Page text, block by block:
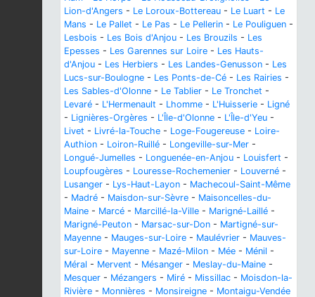
Lion-d'Angers - Le Loroux-Bottereau - Le Luart - Le
Mans - Le Pallet - Le Pas - Le Pellerin - Le Pouliguen -
Lesbois - Les Bois d'Anjou - Les Brouzils - Les
Epesses - Les Garennes sur Loire - Les Hauts-
d'Anjou - Les Herbiers - Les Landes-Genusson - Les
Lucs-sur-Boulogne - Les Ponts-de-Cé - Les Rairies -
Les Sables-d'Olonne - Le Tablier - Le Tronchet -
Levaré - L'Hermenault - Lhomme - L'Huisserie - Ligné
- Lignières-Orgères - L'Île-d'Olonne - L'Île-d'Yeu -
Livet - Livré-la-Touche - Loge-Fougereuse - Loire-
Authion - Loiron-Ruillé - Longeville-sur-Mer -
Longué-Jumelles - Longuenée-en-Anjou - Louisfert -
Loupfougères - Louresse-Rochemenier - Louverné -
Lusanger - Lys-Haut-Layon - Machecoul-Saint-Même
- Madré - Maisdon-sur-Sèvre - Maisoncelles-du-
Maine - Marcé - Marcillé-la-Ville - Marigné-Laillé -
Marigné-Peuton - Marsac-sur-Don - Martigné-sur-
Mayenne - Mauges-sur-Loire - Maulévrier - Mauves-
sur-Loire - Mayenne - Mazé-Milon - Mée - Ménil -
Méral - Mervent - Mésanger - Meslay-du-Maine -
Mesquer - Mézangers - Miré - Missillac - Moisdon-la-
Rivière - Monnières - Monsireigne - Montaigu-Vendée